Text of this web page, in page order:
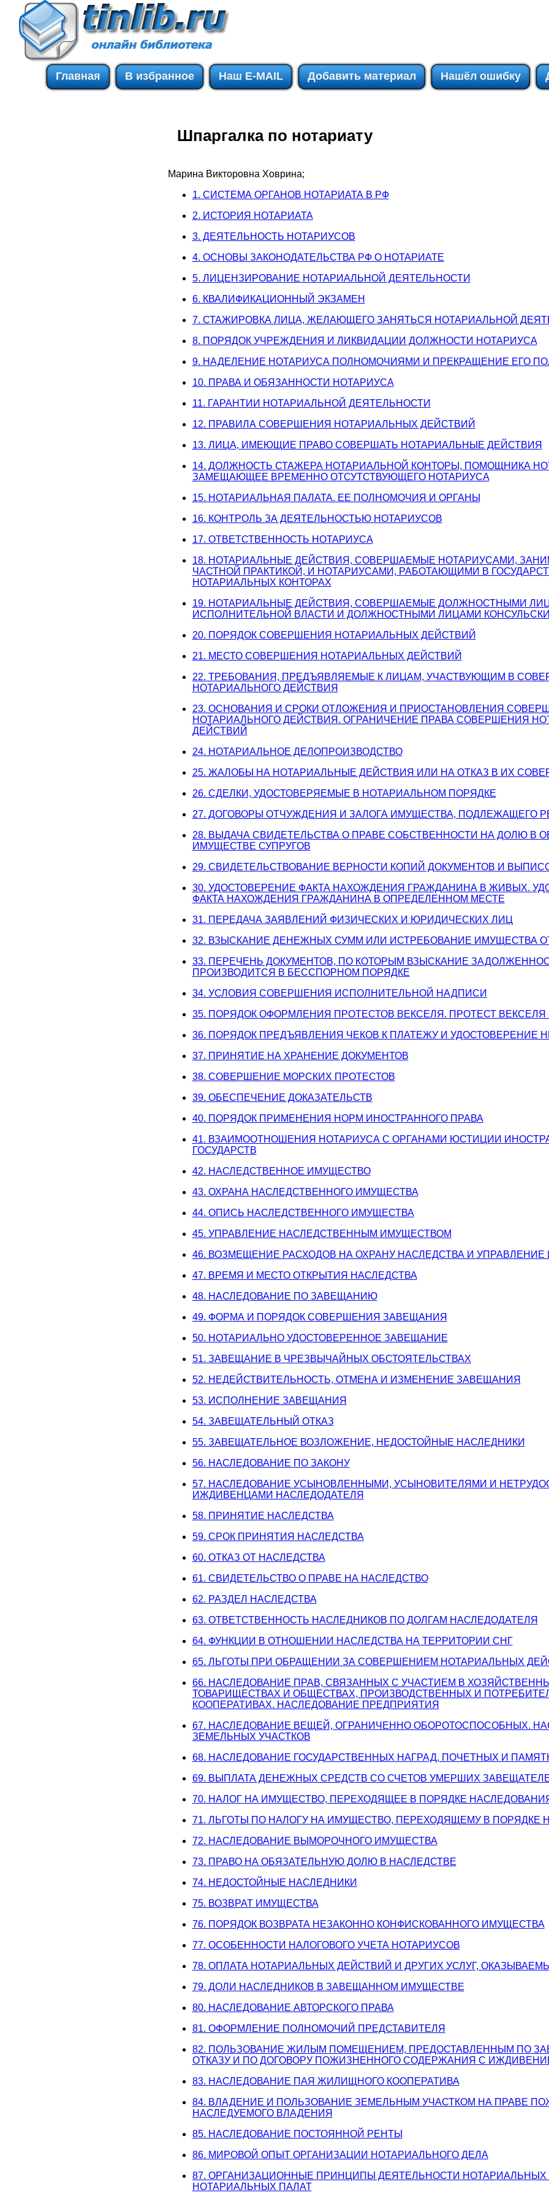
Главная В избранное Наш E-MAIL Добавить материал Нашёл ошибку
Шпаргалка по нотариату
Марина Викторовна Ховрина;
1. СИСТЕМА ОРГАНОВ НОТАРИАТА В РФ
2. ИСТОРИЯ НОТАРИАТА
3. ДЕЯТЕЛЬНОСТЬ НОТАРИУСОВ
4. ОСНОВЫ ЗАКОНОДАТЕЛЬСТВА РФ О НОТАРИАТЕ
5. ЛИЦЕНЗИРОВАНИЕ НОТАРИАЛЬНОЙ ДЕЯТЕЛЬНОСТИ
6. КВАЛИФИКАЦИОННЫЙ ЭКЗАМЕН
7. СТАЖИРОВКА ЛИЦА, ЖЕЛАЮЩЕГО ЗАНЯТЬСЯ НОТАРИАЛЬНОЙ
8. ПОРЯДОК УЧРЕЖДЕНИЯ И ЛИКВИДАЦИИ ДОЛЖНОСТИ НОТАРИУСА
9. НАДЕЛЕНИЕ НОТАРИУСА ПОЛНОМОЧИЯМИ И ПРЕКРАЩЕНИЕ ЕГО
10. ПРАВА И ОБЯЗАННОСТИ НОТАРИУСА
11. ГАРАНТИИ НОТАРИАЛЬНОЙ ДЕЯТЕЛЬНОСТИ
12. ПРАВИЛА СОВЕРШЕНИЯ НОТАРИАЛЬНЫХ ДЕЙСТВИЙ
13. ЛИЦА, ИМЕЮЩИЕ ПРАВО СОВЕРШАТЬ НОТАРИАЛЬНЫЕ ДЕЙСТВИЯ
14. ДОЛЖНОСТЬ СТАЖЕРА НОТАРИАЛЬНОЙ КОНТОРЫ, ПОМОЩНИКА
ЗАМЕЩАЮЩЕЕ ВРЕМЕННО ОТСУТСТВУЮЩЕГО НОТАРИУСА
15. НОТАРИАЛЬНАЯ ПАЛАТА. ЕЕ ПОЛНОМОЧИЯ И ОРГАНЫ
16. КОНТРОЛЬ ЗА ДЕЯТЕЛЬНОСТЬЮ НОТАРИУСОВ
17. ОТВЕТСТВЕННОСТЬ НОТАРИУСА
18. НОТАРИАЛЬНЫЕ ДЕЙСТВИЯ, СОВЕРШАЕМЫЕ НОТАРИУСАМИ,
ЧАСТНОЙ ПРАКТИКОЙ, И НОТАРИУСАМИ, РАБОТАЮЩИМИ В
НОТАРИАЛЬНЫХ КОНТОРАХ
19. НОТАРИАЛЬНЫЕ ДЕЙСТВИЯ, СОВЕРШАЕМЫЕ ДОЛЖНОСТНЫМИ
ИСПОЛНИТЕЛЬНОЙ ВЛАСТИ И ДОЛЖНОСТНЫМИ ЛИЦАМИ
20. ПОРЯДОК СОВЕРШЕНИЯ НОТАРИАЛЬНЫХ ДЕЙСТВИЙ
21. МЕСТО СОВЕРШЕНИЯ НОТАРИАЛЬНЫХ ДЕЙСТВИЙ
22. ТРЕБОВАНИЯ, ПРЕДЪЯВЛЯЕМЫЕ К ЛИЦАМ, УЧАСТВУЮЩИМ В
НОТАРИАЛЬНОГО ДЕЙСТВИЯ
23. ОСНОВАНИЯ И СРОКИ ОТЛОЖЕНИЯ И ПРИОСТАНОВЛЕНИЯ
НОТАРИАЛЬНОГО ДЕЙСТВИЯ. ОГРАНИЧЕНИЕ ПРАВА СОВЕРШЕНИЯ
ДЕЙСТВИЙ
24. НОТАРИАЛЬНОЕ ДЕЛОПРОИЗВОДСТВО
25. ЖАЛОБЫ НА НОТАРИАЛЬНЫЕ ДЕЙСТВИЯ ИЛИ НА ОТКАЗ В ИХ
26. СДЕЛКИ, УДОСТОВЕРЯЕМЫЕ В НОТАРИАЛЬНОМ ПОРЯДКЕ
27. ДОГОВОРЫ ОТЧУЖДЕНИЯ И ЗАЛОГА ИМУЩЕСТВА, ПОДЛЕЖАЩЕГО
28. ВЫДАЧА СВИДЕТЕЛЬСТВА О ПРАВЕ СОБСТВЕННОСТИ НА ДОЛЮ В
ИМУЩЕСТВЕ СУПРУГОВ
29. СВИДЕТЕЛЬСТВОВАНИЕ ВЕРНОСТИ КОПИЙ ДОКУМЕНТОВ И
30. УДОСТОВЕРЕНИЕ ФАКТА НАХОЖДЕНИЯ ГРАЖДАНИНА В ЖИВЫХ.
ФАКТА НАХОЖДЕНИЯ ГРАЖДАНИНА В ОПРЕДЕЛЕННОМ МЕСТЕ
31. ПЕРЕДАЧА ЗАЯВЛЕНИЙ ФИЗИЧЕСКИХ И ЮРИДИЧЕСКИХ ЛИЦ
32. ВЗЫСКАНИЕ ДЕНЕЖНЫХ СУММ ИЛИ ИСТРЕБОВАНИЕ ИМУЩЕСТВА
33. ПЕРЕЧЕНЬ ДОКУМЕНТОВ, ПО КОТОРЫМ ВЗЫСКАНИЕ
ПРОИЗВОДИТСЯ В БЕССПОРНОМ ПОРЯДКЕ
34. УСЛОВИЯ СОВЕРШЕНИЯ ИСПОЛНИТЕЛЬНОЙ НАДПИСИ
35. ПОРЯДОК ОФОРМЛЕНИЯ ПРОТЕСТОВ ВЕКСЕЛЯ. ПРОТЕСТ
36. ПОРЯДОК ПРЕДЪЯВЛЕНИЯ ЧЕКОВ К ПЛАТЕЖУ И УДОСТОВЕРЕНИЕ
37. ПРИНЯТИЕ НА ХРАНЕНИЕ ДОКУМЕНТОВ
38. СОВЕРШЕНИЕ МОРСКИХ ПРОТЕСТОВ
39. ОБЕСПЕЧЕНИЕ ДОКАЗАТЕЛЬСТВ
40. ПОРЯДОК ПРИМЕНЕНИЯ НОРМ ИНОСТРАННОГО ПРАВА
41. ВЗАИМООТНОШЕНИЯ НОТАРИУСА С ОРГАНАМИ ЮСТИЦИИ
ГОСУДАРСТВ
42. НАСЛЕДСТВЕННОЕ ИМУЩЕСТВО
43. ОХРАНА НАСЛЕДСТВЕННОГО ИМУЩЕСТВА
44. ОПИСЬ НАСЛЕДСТВЕННОГО ИМУЩЕСТВА
45. УПРАВЛЕНИЕ НАСЛЕДСТВЕННЫМ ИМУЩЕСТВОМ
46. ВОЗМЕЩЕНИЕ РАСХОДОВ НА ОХРАНУ НАСЛЕДСТВА И УПРАВЛЕНИЕ
47. ВРЕМЯ И МЕСТО ОТКРЫТИЯ НАСЛЕДСТВА
48. НАСЛЕДОВАНИЕ ПО ЗАВЕЩАНИЮ
49. ФОРМА И ПОРЯДОК СОВЕРШЕНИЯ ЗАВЕЩАНИЯ
50. НОТАРИАЛЬНО УДОСТОВЕРЕННОЕ ЗАВЕЩАНИЕ
51. ЗАВЕЩАНИЕ В ЧРЕЗВЫЧАЙНЫХ ОБСТОЯТЕЛЬСТВАХ
52. НЕДЕЙСТВИТЕЛЬНОСТЬ, ОТМЕНА И ИЗМЕНЕНИЕ ЗАВЕЩАНИЯ
53. ИСПОЛНЕНИЕ ЗАВЕЩАНИЯ
54. ЗАВЕЩАТЕЛЬНЫЙ ОТКАЗ
55. ЗАВЕЩАТЕЛЬНОЕ ВОЗЛОЖЕНИЕ, НЕДОСТОЙНЫЕ НАСЛЕДНИКИ
56. НАСЛЕДОВАНИЕ ПО ЗАКОНУ
57. НАСЛЕДОВАНИЕ УСЫНОВЛЕННЫМИ, УСЫНОВИТЕЛЯМИ И
ИЖДИВЕНЦАМИ НАСЛЕДОДАТЕЛЯ
58. ПРИНЯТИЕ НАСЛЕДСТВА
59. СРОК ПРИНЯТИЯ НАСЛЕДСТВА
60. ОТКАЗ ОТ НАСЛЕДСТВА
61. СВИДЕТЕЛЬСТВО О ПРАВЕ НА НАСЛЕДСТВО
62. РАЗДЕЛ НАСЛЕДСТВА
63. ОТВЕТСТВЕННОСТЬ НАСЛЕДНИКОВ ПО ДОЛГАМ НАСЛЕДОДАТЕЛЯ
64. ФУНКЦИИ В ОТНОШЕНИИ НАСЛЕДСТВА НА ТЕРРИТОРИИ СНГ
65. ЛЬГОТЫ ПРИ ОБРАЩЕНИИ ЗА СОВЕРШЕНИЕМ НОТАРИАЛЬНЫХ
66. НАСЛЕДОВАНИЕ ПРАВ, СВЯЗАННЫХ С УЧАСТИЕМ В
ТОВАРИЩЕСТВАХ И ОБЩЕСТВАХ, ПРОИЗВОДСТВЕННЫХ И
КООПЕРАТИВАХ. НАСЛЕДОВАНИЕ ПРЕДПРИЯТИЯ
67. НАСЛЕДОВАНИЕ ВЕЩЕЙ, ОГРАНИЧЕННО ОБОРОТОСПОСОБНЫХ.
ЗЕМЕЛЬНЫХ УЧАСТКОВ
68. НАСЛЕДОВАНИЕ ГОСУДАРСТВЕННЫХ НАГРАД, ПОЧЕТНЫХ И
69. ВЫПЛАТА ДЕНЕЖНЫХ СРЕДСТВ СО СЧЕТОВ УМЕРШИХ
70. НАЛОГ НА ИМУЩЕСТВО, ПЕРЕХОДЯЩЕЕ В ПОРЯДКЕ
71. ЛЬГОТЫ ПО НАЛОГУ НА ИМУЩЕСТВО, ПЕРЕХОДЯЩЕМУ В ПОРЯДКЕ
72. НАСЛЕДОВАНИЕ ВЫМОРОЧНОГО ИМУЩЕСТВА
73. ПРАВО НА ОБЯЗАТЕЛЬНУЮ ДОЛЮ В НАСЛЕДСТВЕ
74. НЕДОСТОЙНЫЕ НАСЛЕДНИКИ
75. ВОЗВРАТ ИМУЩЕСТВА
76. ПОРЯДОК ВОЗВРАТА НЕЗАКОННО КОНФИСКОВАННОГО ИМУЩЕСТВА
77. ОСОБЕННОСТИ НАЛОГОВОГО УЧЕТА НОТАРИУСОВ
78. ОПЛАТА НОТАРИАЛЬНЫХ ДЕЙСТВИЙ И ДРУГИХ УСЛУГ,
79. ДОЛИ НАСЛЕДНИКОВ В ЗАВЕЩАННОМ ИМУЩЕСТВЕ
80. НАСЛЕДОВАНИЕ АВТОРСКОГО ПРАВА
81. ОФОРМЛЕНИЕ ПОЛНОМОЧИЙ ПРЕДСТАВИТЕЛЯ
82. ПОЛЬЗОВАНИЕ ЖИЛЫМ ПОМЕЩЕНИЕМ, ПРЕДОСТАВЛЕННЫМ ПО
ОТКАЗУ И ПО ДОГОВОРУ ПОЖИЗНЕННОГО СОДЕРЖАНИЯ С
83. НАСЛЕДОВАНИЕ ПАЯ ЖИЛИЩНОГО КООПЕРАТИВА
84. ВЛАДЕНИЕ И ПОЛЬЗОВАНИЕ ЗЕМЕЛЬНЫМ УЧАСТКОМ НА ПРАВЕ
НАСЛЕДУЕМОГО ВЛАДЕНИЯ
85. НАСЛЕДОВАНИЕ ПОСТОЯННОЙ РЕНТЫ
86. МИРОВОЙ ОПЫТ ОРГАНИЗАЦИИ НОТАРИАЛЬНОГО ДЕЛА
87. ОРГАНИЗАЦИОННЫЕ ПРИНЦИПЫ ДЕЯТЕЛЬНОСТИ НОТАРИАЛЬНЫХ
НОТАРИАЛЬНЫХ ПАЛАТ